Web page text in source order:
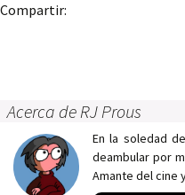
Compartir:
Acerca de RJ Prous
En la soledad
deambular por
Amante del cine